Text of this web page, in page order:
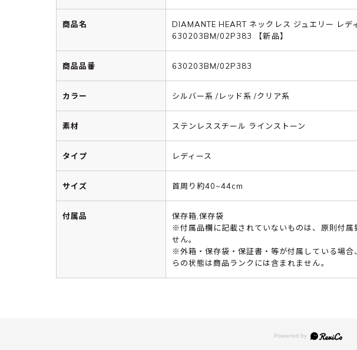
商品名
DIAMANTE HEART ネックレス ジュエリー レデ
630203BM/02P383 【新品】
商品品番 630203BM/02P383
カラー シルバー系 /レッド系 /クリア系
素材 ステンレススチール ラインストーン
タイプ レディース
サイズ 首周り約40~44cm
付属品
保存箱,保存袋
※付属品欄に記載されていないものは、原則付属
せん。
※外箱・保存袋・保証書・等が付属している場合
らの状態は商品ランクには含まれません。